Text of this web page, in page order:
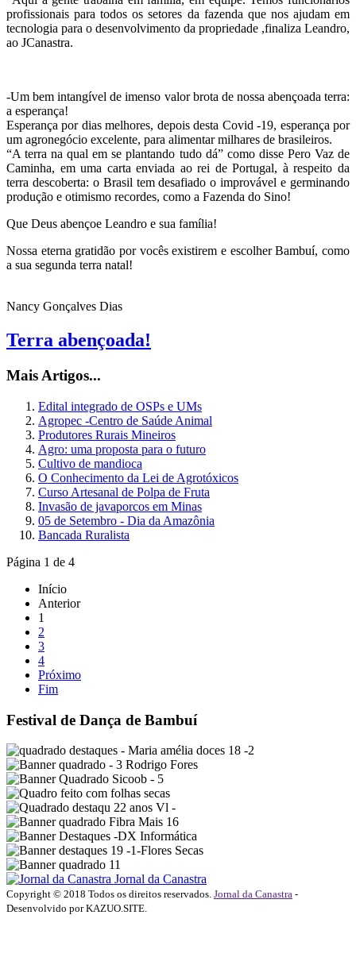
profissionais para todos os setores da fazenda que nos ajudam em
tecnologia para o desenvolvimento da propriedade ,finaliza Leandro,
ao JCanastra.
-Um bem intangível de imenso valor brota de nossa abençoada terra:
a esperança!
Esperança por dias melhores, depois desta Covid -19, esperança por
um agronegócio excelente, para alimentar milhares de brasileiros.
“A terra na qual em se plantando tudo dá” como disse Pero Vaz de
Caminha, em uma carta enviada ao rei de Portugal, à respeito da
terra descoberta: o Brasil tem desafiado o improvável e germinando
produção e otimismo recordes, como a Fazenda do Sino!
Que Deus abençoe Leandro e sua família!
Nossa eterna gratidão por vocês existirem e escolher Bambuí, como
a sua segunda terra natal!
Nancy Gonçalves Dias
Terra abençoada!
Mais Artigos...
Edital integrado de OSPs e UMs
Agropec -Centro de Saúde Animal
Produtores Rurais Mineiros
Agro: uma proposta para o futuro
Cultivo de mandioca
O Conhecimento da Lei de Agrotóxicos
Curso Artesanal de Polpa de Fruta
Invasão de javaporcos em Minas
05 de Setembro - Dia da Amazônia
Bancada Ruralista
Página 1 de 4
Início
Anterior
1
2
3
4
Próximo
Fim
Festival de Dança de Bambuí
Jornal da Canastra
Copyright © 2018 Todos os direitos reservados. Jornal da Canastra -
Desenvolvido por KAZUO.SITE.